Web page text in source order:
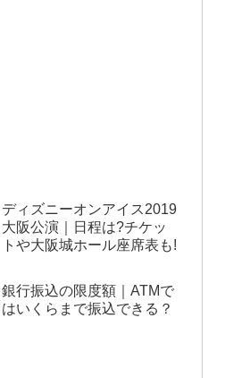
ディズニーオンアイス2019
大阪公演｜日程は?チケッ
トや大阪城ホール座席表も!
銀行振込の限度額｜ATMで
はいくらまで振込できる？